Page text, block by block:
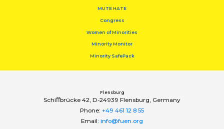
MUTE HATE
Congress
Women of Minorities
Minority Monitor
Minority SafePack
Flensburg
Schiﬀbrücke 42, D-24939 Flensburg, Germany
Phone: +49 461 12 8 55
Email: info@fuen.org